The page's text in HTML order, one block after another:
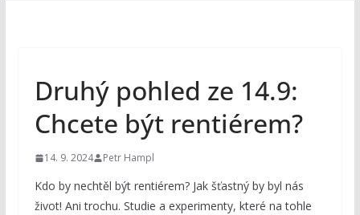
Druhý pohled ze 14.9:
Chcete být rentiérem?
14. 9. 2024 Petr Hampl
Kdo by nechtěl být rentiérem? Jak šťastný by byl nás
život! Ani trochu. Studie a experimenty, které na tohle